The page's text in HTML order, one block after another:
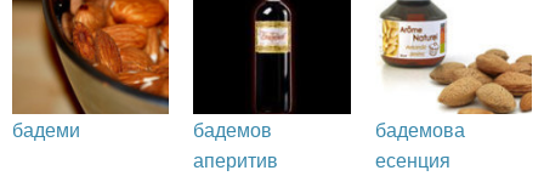
бадеми
бадемов
аперитив
бадемова
есенция